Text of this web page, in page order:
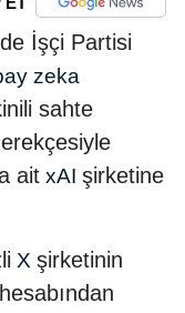
İşçi Partisi
zeka
sahte
ait xAI şirketine
X şirketinin